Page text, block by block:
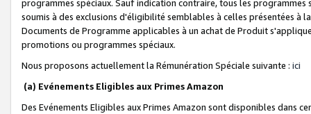
programmes spéciaux. Sauf indication contraire, tous les
soumis à des exclusions d'éligibilité semblables à celles présentées à
Documents de Programme applicables à un achat de Produit
promotions ou programmes spéciaux.
Nous proposons actuellement la Rémunération Spéciale suivante : ici
(a) Evénements Eligibles aux Primes Amazon
Des Evénements Eligibles aux Primes Amazon sont disponibles dans